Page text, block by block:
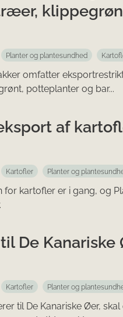
Planter og plantesundhed
omfatter
potteplanter og bar...
af
Kartofler Planter og
kartofler er i gang, og
De Kanariske
Kartofler Planter og
til De Kanariske Øer,